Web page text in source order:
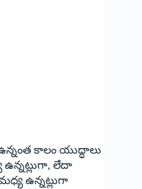
కాలం యుద్ధాలు
లేదా
ఉన్నట్లుగా